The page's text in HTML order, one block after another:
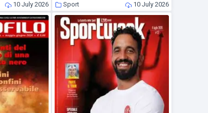
10 July 2026 Sport 10 July 2026